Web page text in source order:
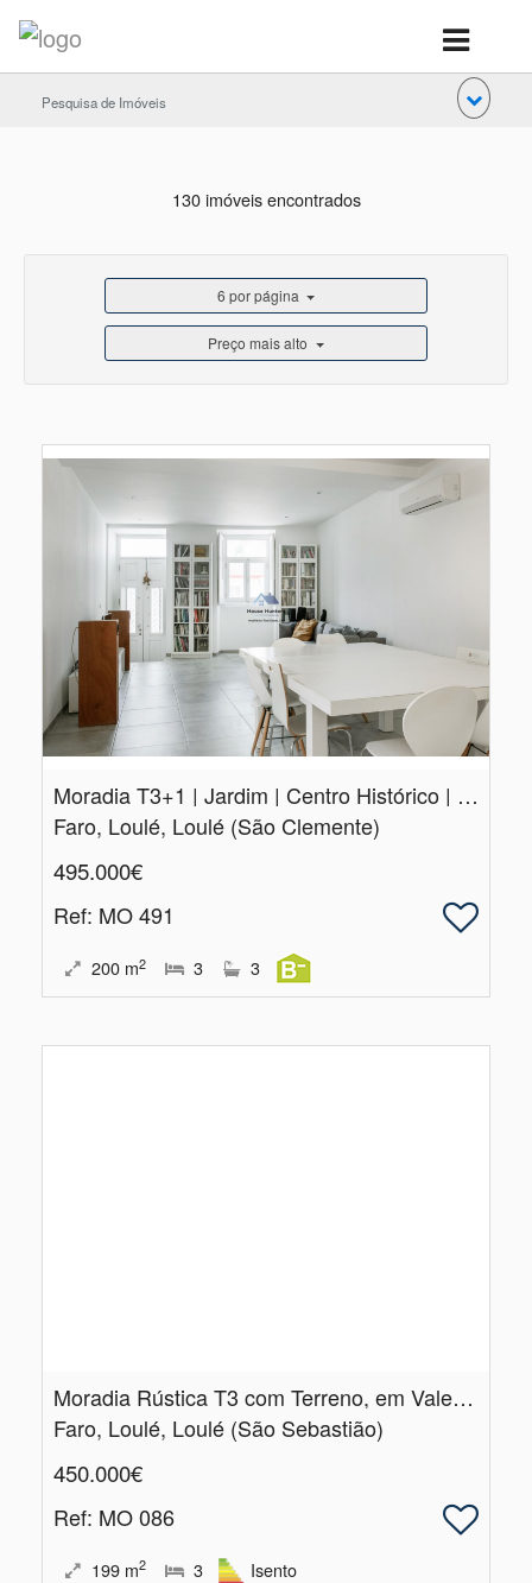
Pesquisa de Imóveis
130 imóveis encontrados
6 por página
Preço mais alto
Moradia T3+1 | Jardim | Centro Histórico | São Clemente | Loulé
Faro, Loulé, Loulé (São Clemente)
495.000€
Ref: MO 491
200 m2 3 3
Moradia Rústica T3 com Terreno, em Vale Judeu, Loulé
Faro, Loulé, Loulé (São Sebastião)
450.000€
Ref: MO 086
199 m2 3 Isento